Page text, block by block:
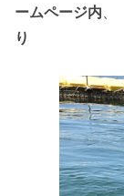
ームページ内
り